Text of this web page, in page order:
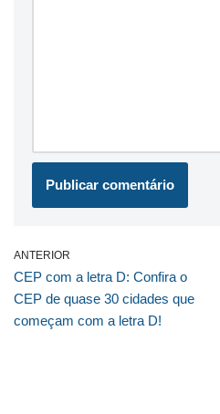
ANTERIOR
CEP com a letra D: Confira o
CEP de quase 30 cidades que
começam com a letra D!